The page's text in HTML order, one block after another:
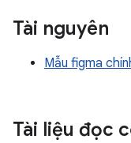
Tài nguyên
Mẫu figma
Tài liệu đọc